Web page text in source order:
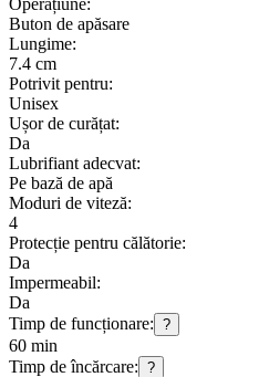
Buton de apăsare
Lungime:
7.4 cm
Potrivit pentru:
Unisex
Ușor de curățat:
Da
Lubrifiant adecvat:
Pe bază de apă
Moduri de viteză:
4
Protecție pentru călătorie:
Da
Impermeabil:
Da
Timp de funcționare: ?
60 min
Timp de încărcare: ?